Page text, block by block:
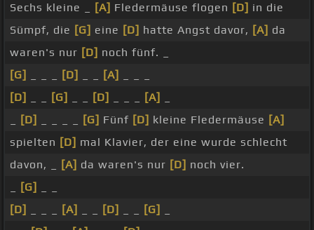
Sechs kleine _
[A] Fledermäuse flogen [D] in die
Sümpf, die [G] eine [D] hatte Angst davor, [A] da
waren's nur [D] noch fünf. _
[G]
[D] [A]
[D]
[G] [D] [A]
[D] [G] Fünf [D] kleine Fledermäuse [A]
spielten [D] mal Klavier, der eine wurde schlecht
davon, _
[A] da waren's nur [D] noch vier.
[G]
[D]
[A] [D] [G]